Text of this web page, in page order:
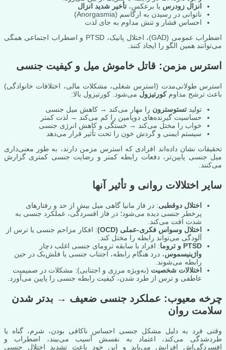
انزال زودرس یا برعکس، تأخیر شدید انزال
ناتوانی در رسیدن به ارگاسم (Anorgasmia)
احساس فشار و تنش مداوم به جای لذت
اضطراب عمومی (GAD)، اختلال پانیک، PTSD و اضطراب اجتماعی همگی
می‌توانند همین الگو را ایجاد کنند.
استرس مزمن: قاتل خاموش میل و کیفیت جنسی
استرس طولانی‌مدت (استرس شغلی، مشکلات مالی، اختلافات خانوادگی)
باعث ترشح مداومکورتیزول می‌شود. کورتیزول بالا:
تولید تستوسترون را مهار می‌کند → کاهش میل جنسی
حساسیت گیرنده‌های دوپامین را کم می‌کند → لذت کمتر
خواب را مختل می‌کند → خستگی و کاهش انرژی جنسی
سیستم ایمنی و گردش خون را تحت تأثیر قرار می‌دهد
تحقیقات نشان داده‌اند افرادی که استرس مزمن دارند، به طور معنی‌داری
میل جنسی پایین‌تر، دفعات رابطه کمتر و رضایت جنسی کمتری گزارش
می‌کنند.
سایر اختلالات روانی و تأثیر آنها
اختلال دوقطبی: در فاز مانیا گاهی میل بیش از حد و رفتارهای
پرخطر جنسی دیده می‌شود؛ در فاز افسردگی، عملکرد جنسی به
شدت افت می‌کند.
اختلال وسواس فکری-عملی (OCD)
: افکار مزاحم جنسی یا ترس از
آلودگی می‌تواند رابطه را مختل کند.
PTSD و تروما
: افراد با سابقه ترومای جنسی اغلب دچار
واژینیسموس، درد هنگام رابطه، اجتناب جنسی یا فلش‌بک در حین
رابطه می‌شوند.
اختلالات شخصیت (به‌ویژه مرزی و اجتنابی): مشکلات در صمیمیت
عاطفی و ترس از طرد شدن، کیفیت رابطه جنسی را پایین می‌آورد.
چرخه معیوب: عملکرد جنسی ضعیف → بدتر شدن
سلامت روان
وقتی فرد به دلیل مشکل جنسی احساس ناکافی بودن، شرم، گناه یا
طردشدگی می‌کند، اعتماد به نفسش آسیب می‌بیند، اضطراب و
افسردگی‌اش افزایش می‌یابد و این خود باعث تشدید اختلال جنسی